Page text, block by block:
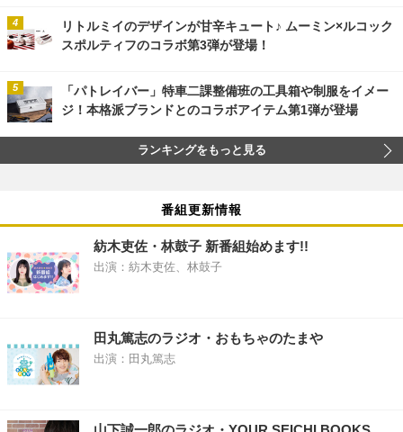
リトルミイのデザインが甘辛キュート♪ ムーミン×ルコック
スポルティフのコラボ第3弾が登場！
「パトレイバー」特車二課整備班の工具箱や制服をイメー
ジ！本格派ブランドとのコラボアイテム第1弾が登場
ランキングをもっと見る
番組更新情報
紡木吏佐・林鼓子 新番組始めます!!
出演：紡木吏佐、林鼓子
田丸篤志のラジオ・おもちゃのたまや
出演：田丸篤志